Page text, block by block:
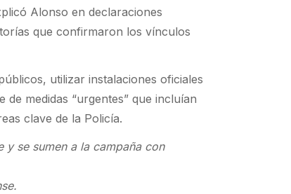
Alonso en declaraciones
que confirmaron los vínculos
utilizar instalaciones oficiales
medidas “urgentes” que incluían
clave de la Policía.
y se sumen a la campaña con